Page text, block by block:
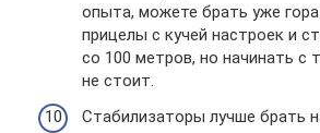
опыта, можете брать уже
прицелы с кучей настроек и
со 100 метров, но начинать с
не стоит.
Стабилизаторы лучше брать